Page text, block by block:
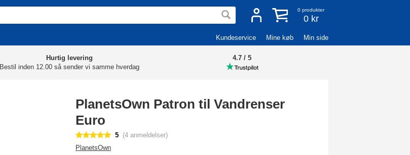
0 produkter
0 kr
Kundeservice Mine køb Min side
Hurtig levering
Bestil inden 12.00 så sender vi samme hverdag
4.7 / 5
PlanetsOwn Patron til Vandrenser
Euro
5 (4 anmeldelser)
PlanetsOwn